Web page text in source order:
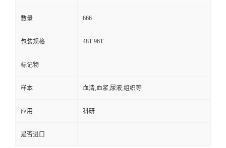
数量 666
包装规格 48T 96T
标记物
样本 血清,血浆,尿液,组织等
应用 科研
是否进口